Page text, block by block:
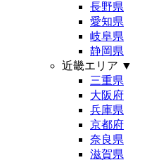
長野県
愛知県
岐阜県
静岡県
近畿エリア ▼
三重県
大阪府
兵庫県
京都府
奈良県
滋賀県